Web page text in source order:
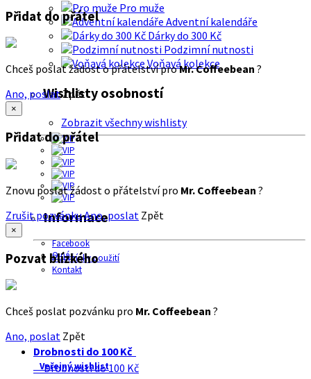
Pro muže
Adventní kalendáře
Dárky do 300 Kč
Podzimní nutnosti
Voňavá kolekce
Wishlisty osobností
Zobrazit všechny wishlisty
Informace
Facebook
O nás
Podmínky použití
Kontakt
Přidat do přátel
Chceš poslat žádost o přátelství proMr. Coffeebean ?
Ano, poslatZpět
×
Přidat do přátel
Znovu poslat žádost o přátelství pro Mr. Coffeebean ?
Zrušit pozvánkuAno, poslat Zpět
×
Pozvat blízkého
Chceš poslat pozvánku pro Mr. Coffeebean ?
Ano, poslat Zpět
Drobnosti do 100 Kč
Veřejný wishlist
Drobnosti do 100 Kč